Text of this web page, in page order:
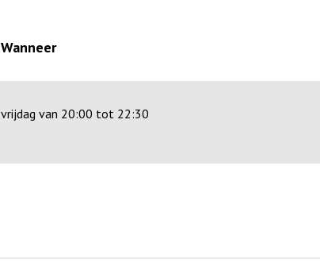
Wanneer
vrijdag van 20:00 tot 22:30